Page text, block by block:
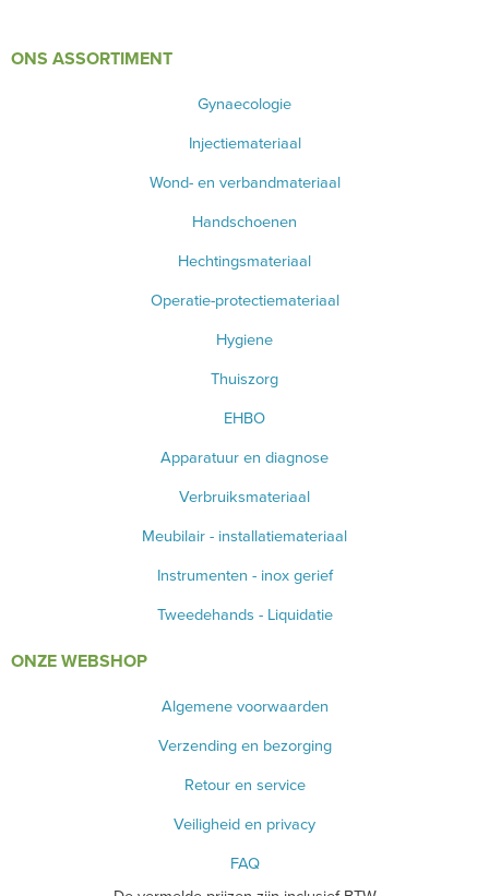
ONS ASSORTIMENT
Gynaecologie
Injectiemateriaal
Wond- en verbandmateriaal
Handschoenen
Hechtingsmateriaal
Operatie-protectiemateriaal
Hygiene
Thuiszorg
EHBO
Apparatuur en diagnose
Verbruiksmateriaal
Meubilair - installatiemateriaal
Instrumenten - inox gerief
Tweedehands - Liquidatie
ONZE WEBSHOP
Algemene voorwaarden
Verzending en bezorging
Retour en service
Veiligheid en privacy
FAQ